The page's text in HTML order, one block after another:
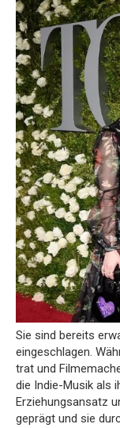
Sie sind bereits
eingeschlagen.
trat und
die Indie-Musik als
Erziehungsansatz
geprägt und sie